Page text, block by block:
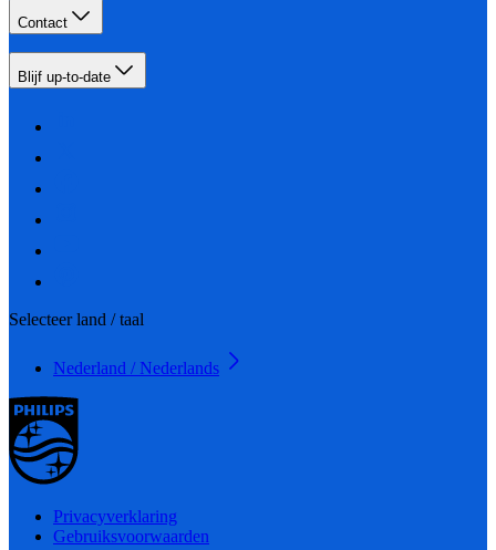
Contact
Blijf up-to-date
Selecteer land / taal
Nederland / Nederlands
Privacyverklaring
Gebruiksvoorwaarden